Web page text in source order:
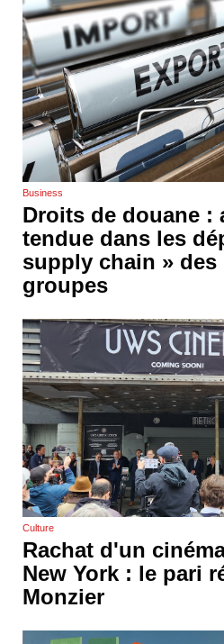
Business
Droits de douane :
tendue dans les
supply chain » des
groupes
Culture
Rachat d'un
New York : le pari
Monzier